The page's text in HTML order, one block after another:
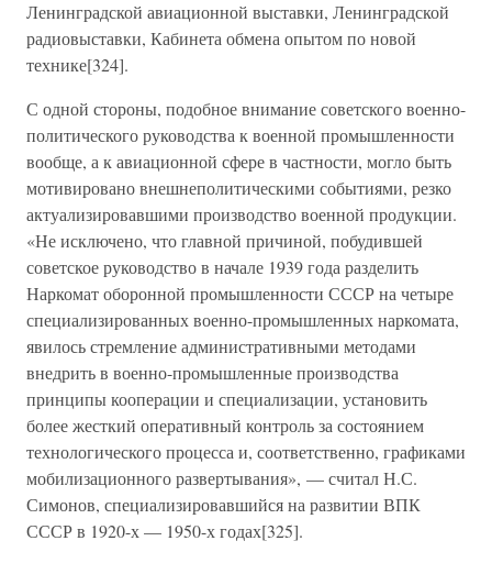
Ленинградской авиационной выставки, Ленинградской
радиовыставки, Кабинета обмена опытом по новой
технике[324].
С одной стороны, подобное внимание советского военно-
политического руководства к военной промышленности
вообще, а к авиационной сфере в частности, могло быть
мотивировано внешнеполитическими событиями, резко
актуализировавшими производство военной продукции.
«Не исключено, что главной причиной, побудившей
советское руководство в начале 1939 года разделить
Наркомат оборонной промышленности СССР на четыре
специализированных военно-промышленных наркомата,
явилось стремление административными методами
внедрить в военно-промышленные производства
принципы кооперации и специализации, установить
более жесткий оперативный контроль за состоянием
технологического процесса и, соответственно, графиками
мобилизационного развертывания», — считал Н.С.
Симонов, специализировавшийся на развитии ВПК
СССР в 1920-х — 1950-х годах[325].